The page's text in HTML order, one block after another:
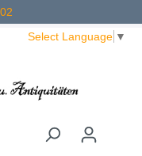
Select Language ▼